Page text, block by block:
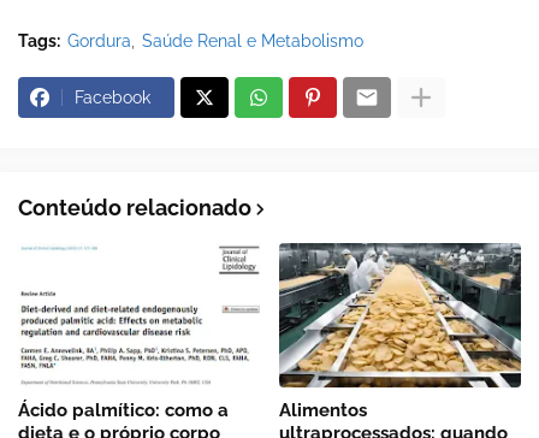
Tags: Gordura Saúde Renal e Metabolismo
Facebook
Conteúdo relacionado
Ácido palmítico: como a
dieta e o próprio corpo
Alimentos
ultraprocessados: quando